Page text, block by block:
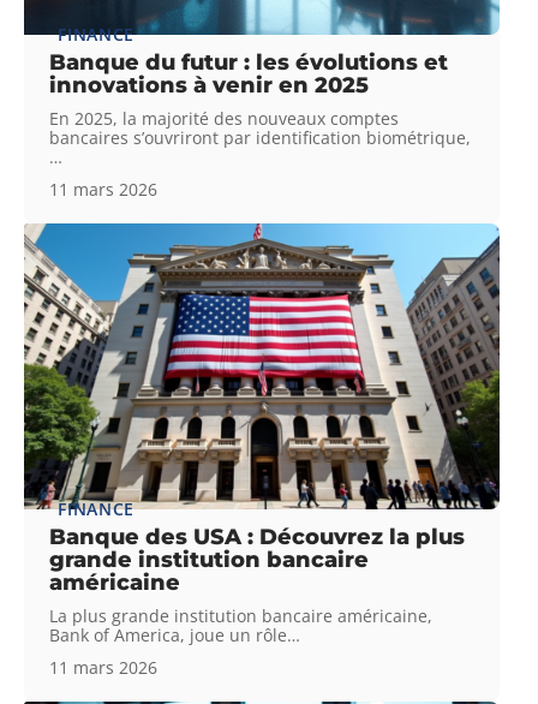
FINANCE
Banque du futur : les évolutions et
innovations à venir en 2025
En 2025, la majorité des nouveaux comptes
bancaires s’ouvriront par identification biométrique,
…
11 mars 2026
FINANCE
Banque des USA : Découvrez la plus
grande institution bancaire
américaine
La plus grande institution bancaire américaine,
Bank of America, joue un rôle…
11 mars 2026